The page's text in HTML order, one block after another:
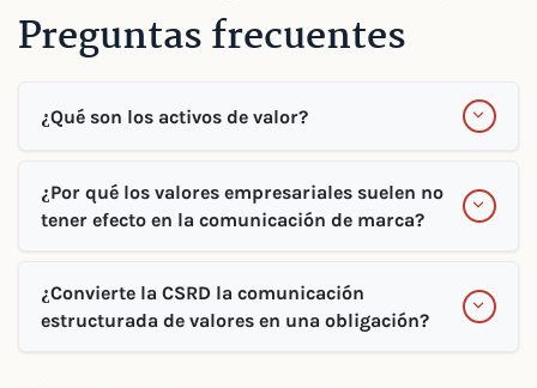
Preguntas frecuentes
¿Qué son los activos de valor?
¿Por qué los valores empresariales suelen no
tener efecto en la comunicación de marca?
¿Convierte la CSRD la comunicación
estructurada de valores en una obligación?